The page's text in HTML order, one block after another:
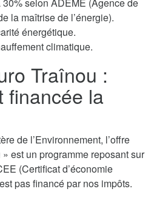
la maîtrise de l’énergie).
énergétique.
climatique.
Traînou :
financée la
de l’Environnement, l’offre
est un programme reposant sur
(Certificat d’économie
pas financé par nos impôts.